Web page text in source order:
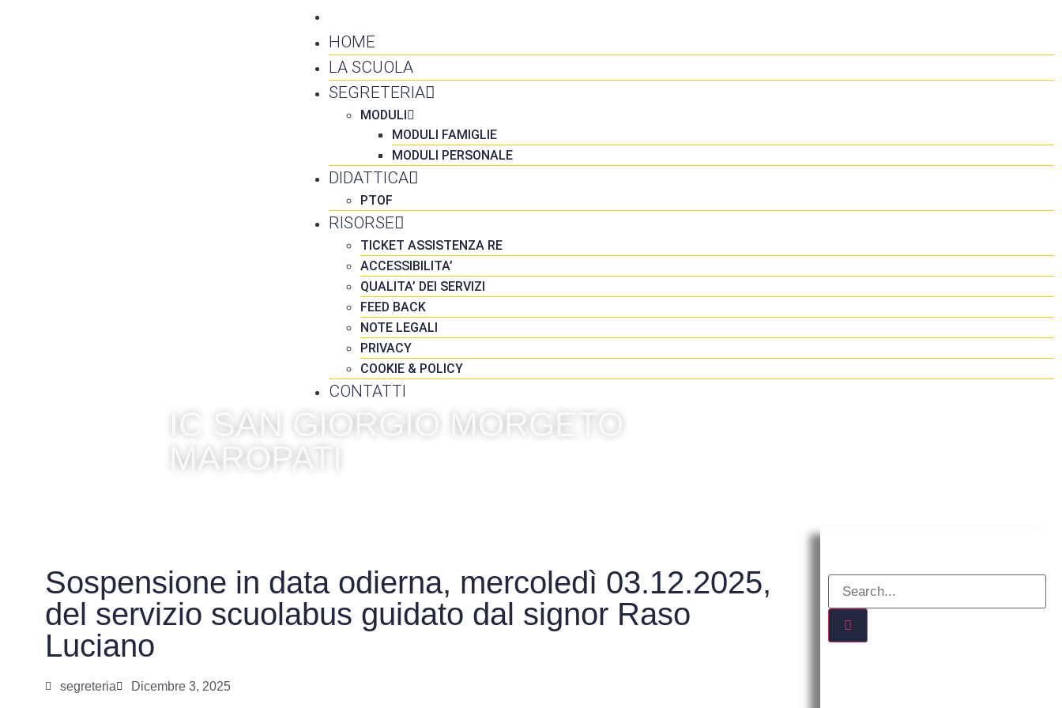
HOME
LA SCUOLA
SEGRETERIA
MODULI
MODULI FAMIGLIE
MODULI PERSONALE
DIDATTICA
PTOF
RISORSE
TICKET ASSISTENZA RE
ACCESSIBILITA’
QUALITA’ DEI SERVIZI
FEED BACK
NOTE LEGALI
PRIVACY
COOKIE & POLICY
CONTATTI
IC SAN GIORGIO MORGETO
MAROPATI
Sospensione in data odierna, mercoledì 03.12.2025,
del servizio scuolabus guidato dal signor Raso
Luciano
segreteria Dicembre 3, 2025